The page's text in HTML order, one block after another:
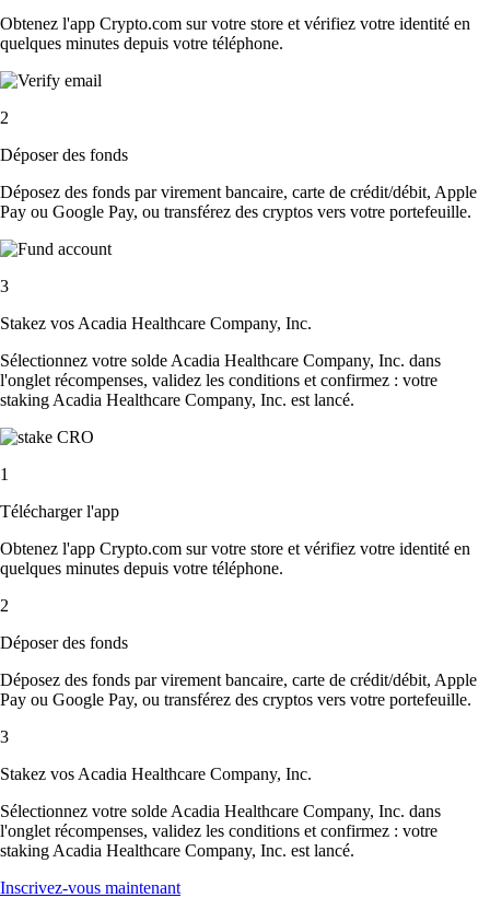
Obtenez l'app Crypto.com sur votre store et vérifiez votre identité en
quelques minutes depuis votre téléphone.
2
Déposer des fonds
Déposez des fonds par virement bancaire, carte de crédit/débit, Apple
Pay ou Google Pay, ou transférez des cryptos vers votre portefeuille.
3
Stakez vos Acadia Healthcare Company, Inc.
Sélectionnez votre solde Acadia Healthcare Company, Inc. dans
l'onglet récompenses, validez les conditions et confirmez : votre
staking Acadia Healthcare Company, Inc. est lancé.
1
Télécharger l'app
Obtenez l'app Crypto.com sur votre store et vérifiez votre identité en
quelques minutes depuis votre téléphone.
2
Déposer des fonds
Déposez des fonds par virement bancaire, carte de crédit/débit, Apple
Pay ou Google Pay, ou transférez des cryptos vers votre portefeuille.
3
Stakez vos Acadia Healthcare Company, Inc.
Sélectionnez votre solde Acadia Healthcare Company, Inc. dans
l'onglet récompenses, validez les conditions et confirmez : votre
staking Acadia Healthcare Company, Inc. est lancé.
Inscrivez-vous maintenant